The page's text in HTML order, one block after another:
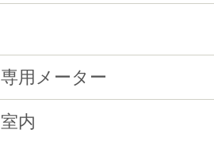
専用メーター
室内